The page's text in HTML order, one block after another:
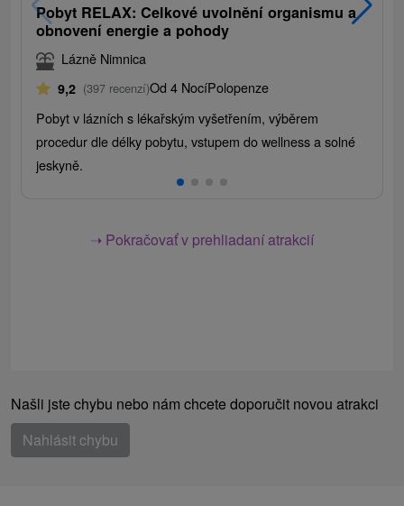
Pobyt RELAX: Celkové uvolnění organismu a
obnovení energie a pohody
Lázně Nimnica
9,2 (397 recenzí)Od 4 NocíPolopenze
Pobyt v lázních s lékařským vyšetřením, výběrem
procedur dle délky pobytu, vstupem do wellness a solné
jeskyně.
➝ Pokračovať v prehliadaní atrakcií
Našli jste chybu nebo nám chcete doporučit novou atrakci
Nahlásit chybu